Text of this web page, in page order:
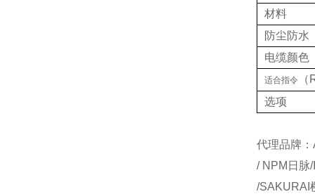
材料
防尘防水
电缆颜色
适合指令
选项
代理品牌
/ NPM日脉
/SAKURAI